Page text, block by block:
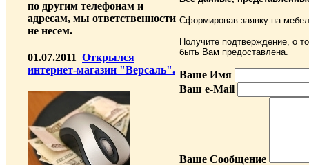
по другим телефонам и
адресам, мы ответственности
не несем.
01.07.2011 Открылся
интернет-магазин "Версаль".
Сформировав заявку на
Получите подтверждение, о
быть Вам предоставлена.
Ваше Имя
Ваш e-Mail
Ваше Сообщение